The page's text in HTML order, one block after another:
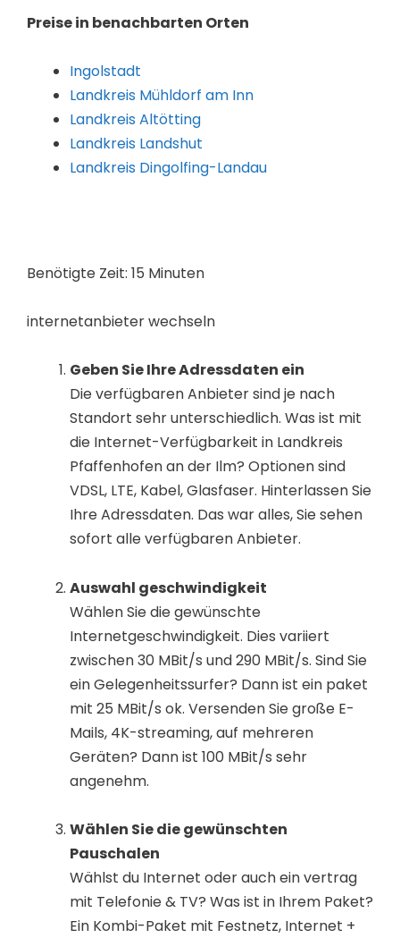
Preise in benachbarten Orten
Ingolstadt
Landkreis Mühldorf am Inn
Landkreis Altötting
Landkreis Landshut
Landkreis Dingolfing-Landau
Benötigte Zeit: 15 Minuten
internetanbieter wechseln
Geben Sie Ihre Adressdaten ein
Die verfügbaren Anbieter sind je nach
Standort sehr unterschiedlich. Was ist mit
die Internet-Verfügbarkeit in Landkreis
Pfaffenhofen an der Ilm? Optionen sind
VDSL, LTE, Kabel, Glasfaser. Hinterlassen Sie
Ihre Adressdaten. Das war alles, Sie sehen
sofort alle verfügbaren Anbieter.
Auswahl geschwindigkeit
Wählen Sie die gewünschte
Internetgeschwindigkeit. Dies variiert
zwischen 30 MBit/s und 290 MBit/s. Sind Sie
ein Gelegenheitssurfer? Dann ist ein paket
mit 25 MBit/s ok. Versenden Sie große E-
Mails, 4K-streaming, auf mehreren
Geräten? Dann ist 100 MBit/s sehr
angenehm.
Wählen Sie die gewünschten
Pauschalen
Wählst du Internet oder auch ein vertrag
mit Telefonie & TV? Was ist in Ihrem Paket?
Ein Kombi-Paket mit Festnetz, Internet +